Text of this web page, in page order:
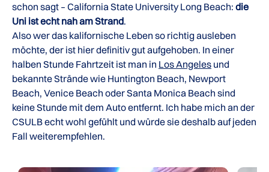
schon sagt – California State University Long Beach: die
Uni ist echt nah am Strand.
Also wer das kalifornische Leben so richtig ausleben
möchte, der ist hier definitiv gut aufgehoben. In einer
halben Stunde Fahrtzeit ist man in Los Angeles und
bekannte Strände wie Huntington Beach, Newport
Beach, Venice Beach oder Santa Monica Beach sind
keine Stunde mit dem Auto entfernt. Ich habe mich an der
CSULB echt wohl gefühlt und würde sie deshalb auf jeden
Fall weiterempfehlen.